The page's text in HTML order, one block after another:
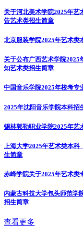
关于河北美术学院2025年艺
告艺术类招生简章
北京服装学院2025年艺术类
关于公布广西艺术学院
知艺术类招生简章
中国音乐学院2025年校考专
2025年沈阳音乐学院本科招
锡林郭勒职业学院2025年艺
上海大学2025年艺术类本
生简章
赤峰学院关于2025年艺术类
内蒙古科技大学包头师范学
招生简章
查看更多